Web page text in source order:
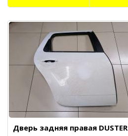
Дверь задняя правая DUSTER